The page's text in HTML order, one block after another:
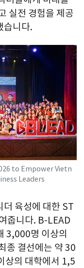
실전 경험을 제공
습니다.
to Empower Vietn
Leaders
더 육성에 대한 ST
줍니다. B-LEAD
3,000명 이상의
종 결선에는 약 30
상의 대학에서 1,5